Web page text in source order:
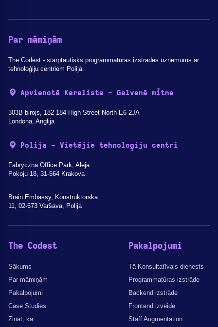
Par māmiņām
The Codest - starptautisks programmatūras izstrādes uzņēmums ar
tehnoloģiju centriem Polijā.
Apvienotā Karaliste - Galvenā mītne
303B birojs, 182-184 High Street North E6 2JA
Londona, Anglija
Polija - Vietējie tehnoloģiju centri
Fabryczna Office Park, Aleja
Pokoju 18, 31-564 Krakova
Brain Embassy, Konstruktorska
11, 02-673 Varšava, Polija
The Codest
Sākums
Par māmiņām
Pakalpojumi
Case Studies
Zināt, kā
Pakalpojumi
Tā Konsultatīvais dienests
Programmatūras izstrāde
Backend izstrāde
Frontend izveide
Staff Augmentation